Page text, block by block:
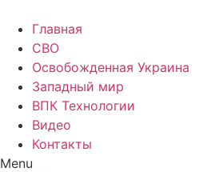
Главная
СВО
Освобожденная Украина
Западный мир
ВПК Технологии
Видео
Контакты
Menu